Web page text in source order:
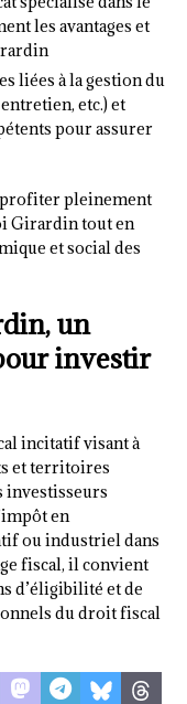
les avantages et
liées à la gestion du
etc.) et
pour assurer
profiter pleinement
Girardin tout en
et social des
un
investir
incitatif visant à
et territoires
investisseurs
en
ou industriel dans
fiscal, il convient
d’éligibilité et de
du droit fiscal